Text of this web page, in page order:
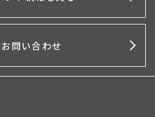
年3月
年2月
年1月
お問い合わせ